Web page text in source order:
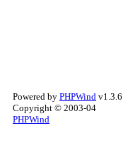
Powered by PHPWind v1.3.6
Copyright © 2003-04
PHPWind